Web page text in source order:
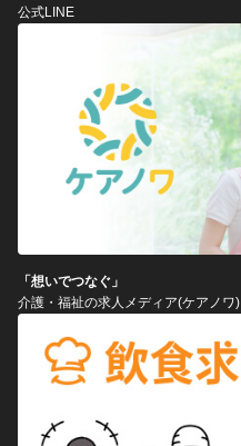
公式LINE
「想いでつなぐ」
介護・福祉の求人メディア(ケアノワ)